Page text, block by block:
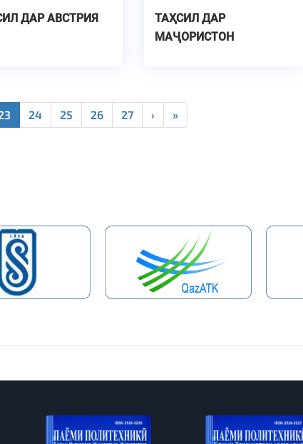
ДАР АВСТРИЯ
ТАҲСИЛ ДАР
МАҶОРИСТОН
24 25 26 27 › »